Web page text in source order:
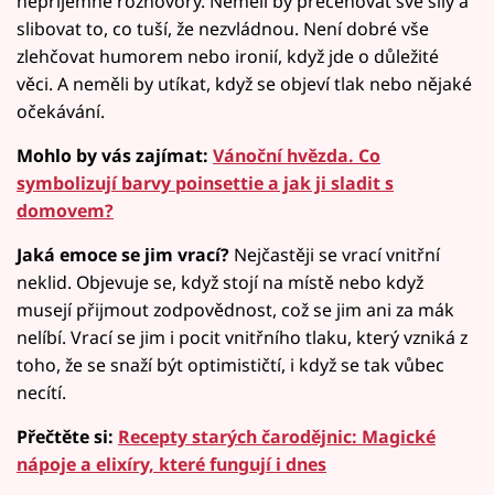
slibovat to, co tuší, že nezvládnou. Není dobré vše
zlehčovat humorem nebo ironií, když jde o důležité
věci. A neměli by utíkat, když se objeví tlak nebo nějaké
očekávání.
Mohlo by vás zajímat: Vánoční hvězda. Co
symbolizují barvy poinsettie a jak ji sladit s
domovem?
Jaká emoce se jim vrací? Nejčastěji se vrací vnitřní
neklid. Objevuje se, když stojí na místě nebo když
musejí přijmout zodpovědnost, což se jim ani za mák
nelíbí. Vrací se jim i pocit vnitřního tlaku, který vzniká z
toho, že se snaží být optimističtí, i když se tak vůbec
necítí.
Přečtěte si: Recepty starých čarodějnic: Magické
nápoje a elixíry, které fungují i dnes